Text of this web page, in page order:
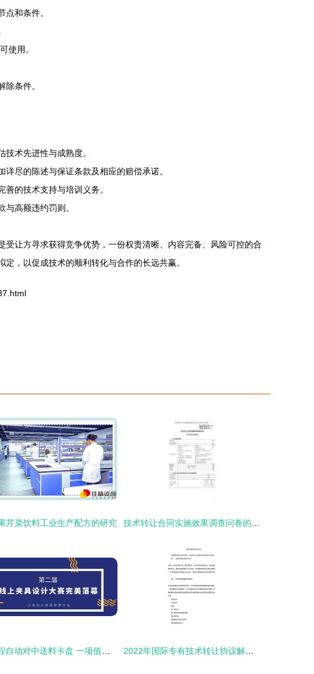
和条件。
使用。
条件。
术先进性与成熟度。
尽的陈述与保证条款及相应的赔偿承诺。
的技术支持与培训义务。
高额违约罚则。
让方寻求获得竞争优势，一份权责清晰、内容完备、风险可控的合
，以促成技术的顺利转化与合作的长远共赢。
芹菜饮料工业生产配方的研究